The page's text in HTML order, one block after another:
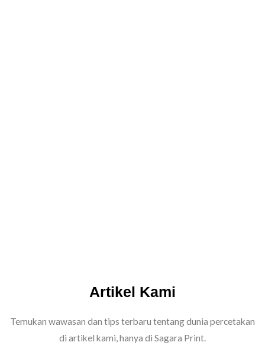
Artikel Kami
Temukan wawasan dan tips terbaru tentang dunia percetakan
di artikel kami, hanya di Sagara Print.